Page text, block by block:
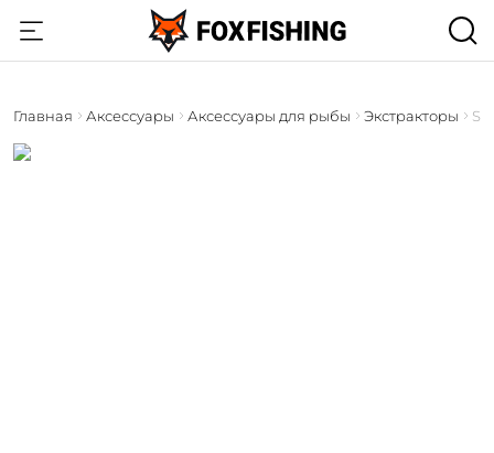
Главная Аксессуары Аксессуары для рыбы Экстракторы